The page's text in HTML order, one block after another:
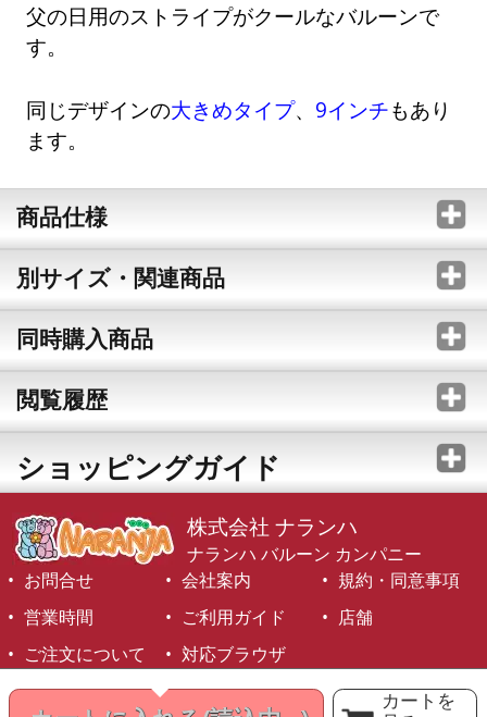
カートを
父の日用のストライプがクールなバルーンで
す。
同じデザインの大きめタイプ、 9インチもあり
ます。
商品仕様
別サイズ・関連商品
同時購入商品
閲覧履歴
ショッピングガイド
株式会社 ナランハ
ナランハ バルーン カンパニー
お問合せ
会社案内
規約・同意事項
営業時間
ご利用ガイド
店舗
ご注文について
対応ブラウザ
©1999-2026 NARANJA Inc. All Rights Reserved.